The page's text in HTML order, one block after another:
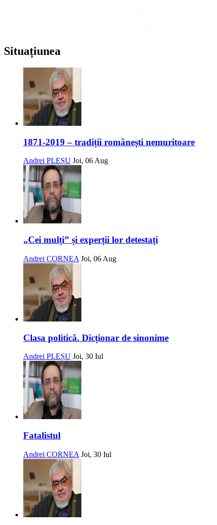
Situațiunea
1871-2019 – tradiții românești nemuritoare
Andrei PLEȘU Joi, 06 Aug
„Cei mulți” și experții lor detestați
Andrei CORNEA Joi, 06 Aug
Clasa politică. Dicționar de sinonime
Andrei PLEȘU Joi, 30 Iul
Fatalistul
Andrei CORNEA Joi, 30 Iul